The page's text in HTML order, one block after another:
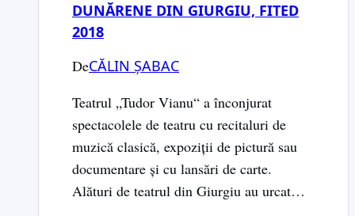
DUNĂRENE DIN GIURGIU, FITED
2018
DeCĂLIN ȘABAC
Teatrul „Tudor Vianu“ a înconjurat
spectacolele de teatru cu recitaluri de
muzică clasică, expoziţii de pictură sau
documentare şi cu lansări de carte.
Alături de teatrul din Giurgiu au urcat…